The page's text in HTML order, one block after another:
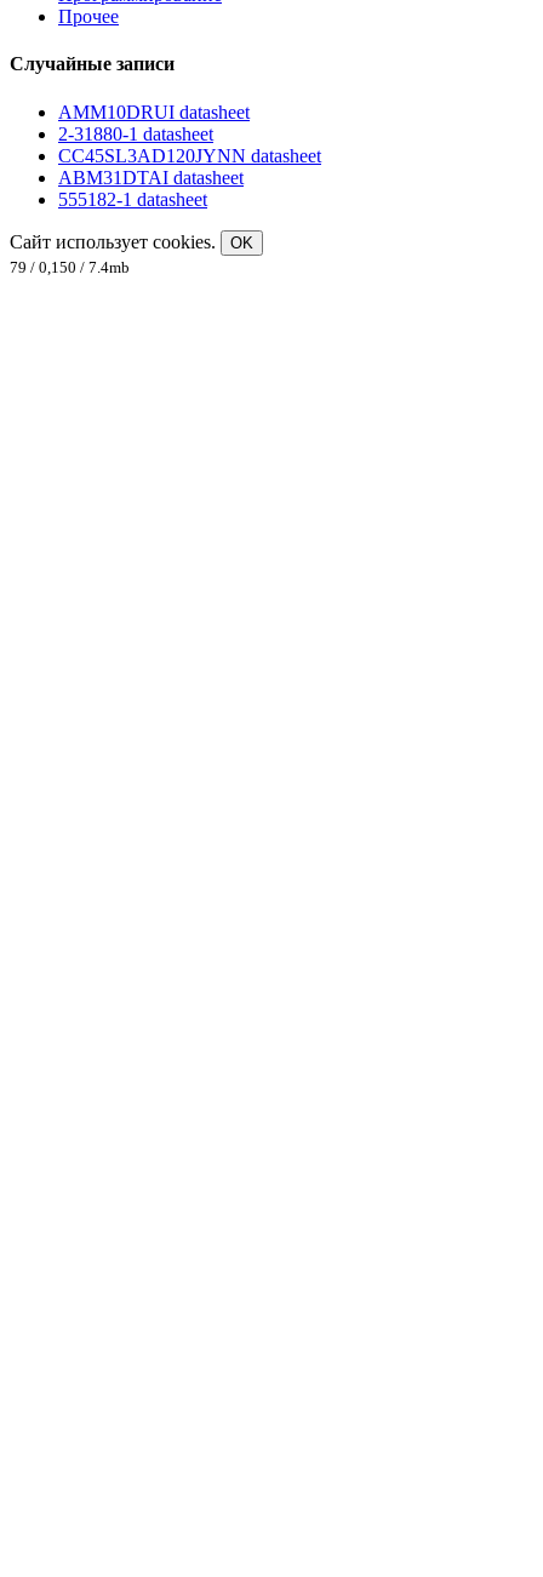
Прочее
Случайные записи
AMM10DRUI datasheet
2-31880-1 datasheet
CC45SL3AD120JYNN datasheet
ABM31DTAI datasheet
555182-1 datasheet
Сайт использует cookies.
OK
79 / 0,150 / 7.4mb